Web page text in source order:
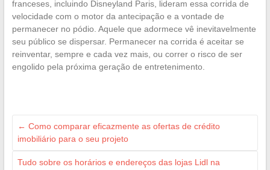
franceses, incluindo Disneyland Paris, lideram essa corrida de
velocidade com o motor da antecipação e a vontade de
permanecer no pódio. Aquele que adormece vê inevitavelmente
seu público se dispersar. Permanecer na corrida é aceitar se
reinventar, sempre e cada vez mais, ou correr o risco de ser
engolido pela próxima geração de entretenimento.
← Como comparar eficazmente as ofertas de crédito
imobiliário para o seu projeto
Tudo sobre os horários e endereços das lojas Lidl na